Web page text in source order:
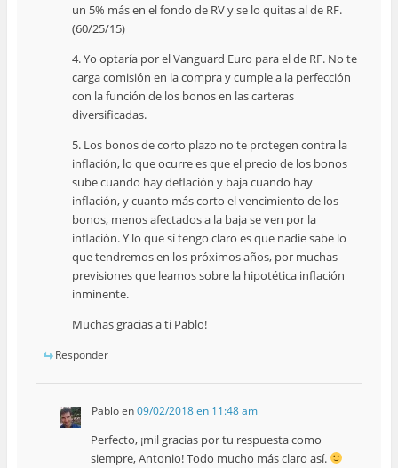
un 5% más en el fondo de RV y se lo quitas al de RF.
(60/25/15)
4. Yo optaría por el Vanguard Euro para el de RF. No te
carga comisión en la compra y cumple a la perfección
con la función de los bonos en las carteras
diversificadas.
5. Los bonos de corto plazo no te protegen contra la
inflación, lo que ocurre es que el precio de los bonos
sube cuando hay deflación y baja cuando hay
inflación, y cuanto más corto el vencimiento de los
bonos, menos afectados a la baja se ven por la
inflación. Y lo que sí tengo claro es que nadie sabe lo
que tendremos en los próximos años, por muchas
previsiones que leamos sobre la hipotética inflación
inminente.
Muchas gracias a ti Pablo!
Responder
Pabloen09/02/2018 en 11:48 am
Perfecto, ¡mil gracias por tu respuesta como
siempre, Antonio! Todo mucho más claro así.